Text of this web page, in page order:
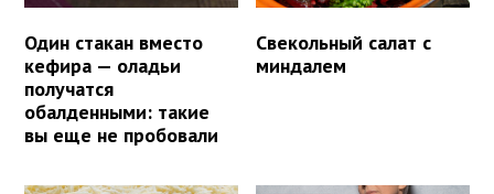
Один стакан вместо
кефира — оладьи
получатся
обалденными: такие
вы еще не пробовали
Свекольный салат с
миндалем